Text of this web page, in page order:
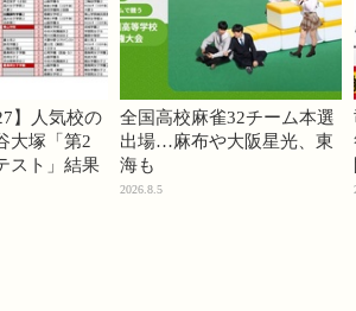
】人気校の
大塚「第2
スト」結果
全国高校麻雀32チーム本選
出場…麻布や大阪星光、東
海も
2026.8.5